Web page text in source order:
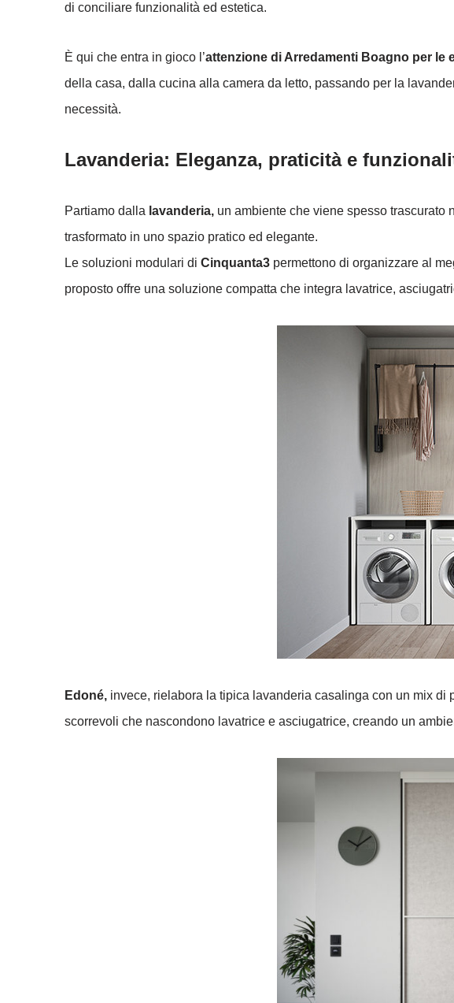
di conciliare funzionalità ed estetica.
È qui che entra in gioco l’attenzione di Arredamenti Boagno per le
della casa, dalla cucina alla camera da letto, passando per la
necessità.
Lavanderia: Eleganza, praticità e
Partiamo dalla lavanderia, un ambiente che viene spesso trascurato
trasformato in uno spazio pratico ed elegante.
Le soluzioni modulari di Cinquanta3 permettono di organizzare al
proposto offre una soluzione compatta che integra lavatrice,
Edoné, invece, rielabora la tipica lavanderia casalinga con un mix di
scorrevoli che nascondono lavatrice e asciugatrice, creando un